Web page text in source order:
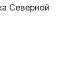
Северной